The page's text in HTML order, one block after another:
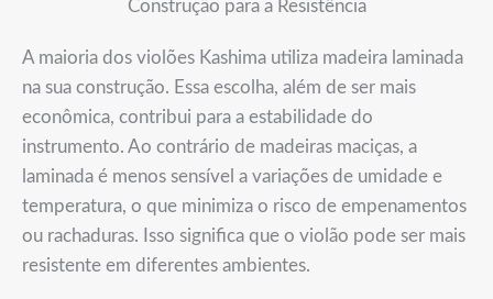
Construção para a Resistência
A maioria dos violões Kashima utiliza madeira laminada
na sua construção. Essa escolha, além de ser mais
econômica, contribui para a estabilidade do
instrumento. Ao contrário de madeiras maciças, a
laminada é menos sensível a variações de umidade e
temperatura, o que minimiza o risco de empenamentos
ou rachaduras. Isso significa que o violão pode ser mais
resistente em diferentes ambientes.